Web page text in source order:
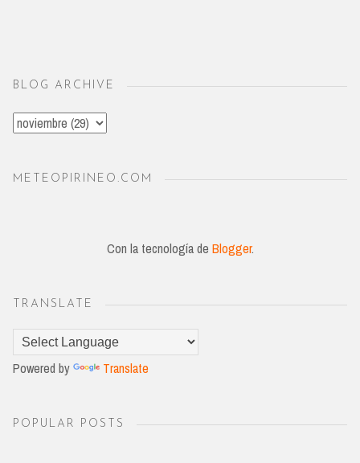
BLOG ARCHIVE
METEOPIRINEO.COM
Con la tecnología de Blogger.
TRANSLATE
Powered by Translate
POPULAR POSTS